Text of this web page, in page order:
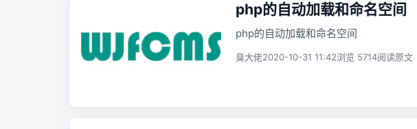
php的自动加载和命名空间
php的自动加载和命名空间
臭大佬2020-10-31 11:42浏览 5714阅读原文